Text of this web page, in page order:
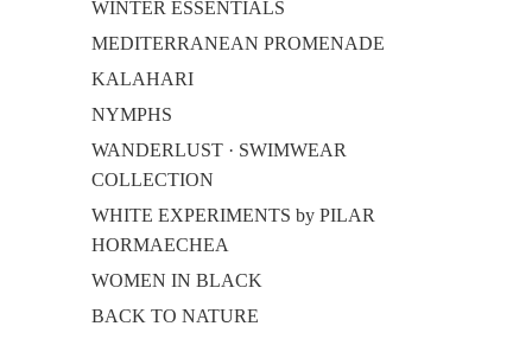
WINTER ESSENTIALS
MEDITERRANEAN PROMENADE
KALAHARI
NYMPHS
WANDERLUST · SWIMWEAR
COLLECTION
WHITE EXPERIMENTS by PILAR
HORMAECHEA
WOMEN IN BLACK
BACK TO NATURE